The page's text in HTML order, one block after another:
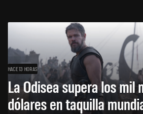
HACE 13 HORAS
La Odisea supera los mil
dólares en taquilla